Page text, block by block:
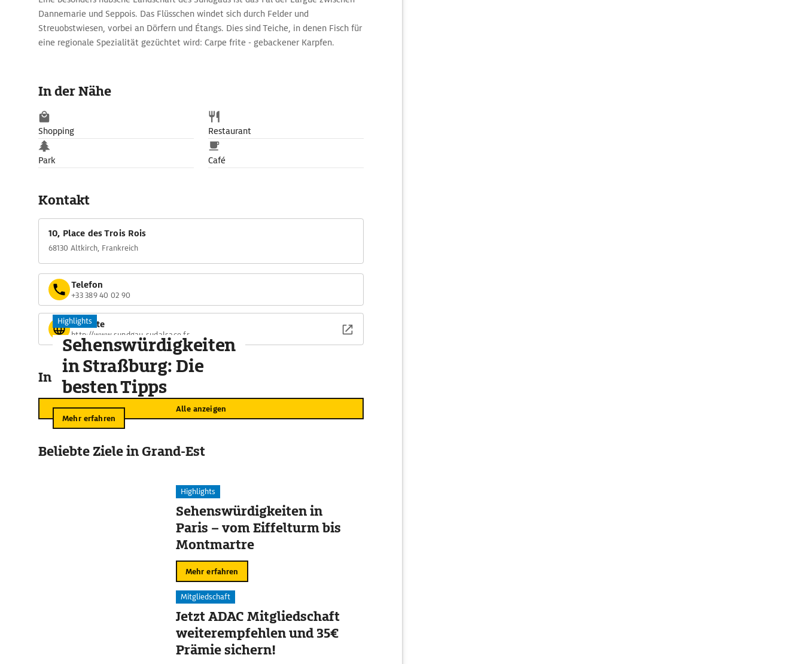
Dannemarie und Seppois. Das Flüsschen windet sich durch Felder und
Streuobstwiesen, vorbei an Dörfern und Étangs. Dies sind Teiche, in denen Fisch für
eine regionale Spezialität gezüchtet wird: Carpe frite - gebackener Karpfen.
In der Nähe
Shopping Restaurant
Park Café
Kontakt
10, Place des Trois Rois
68130 Altkirch, Frankreich
Telefon
+33 389 40 02 90
Website
http://www.sundgau-sudalsace.fr
In der Umgebung
Alle anzeigen
Highlights
Sehenswürdigkeiten
in Straßburg: Die
besten Tipps
Mehr erfahren
Beliebte Ziele in Grand-Est
Highlights
Sehenswürdigkeiten in
Paris – vom Eiffelturm bis
Montmartre
Mehr erfahren
Mitgliedschaft
Jetzt ADAC Mitgliedschaft
weiterempfehlen und 35€
Prämie sichern!